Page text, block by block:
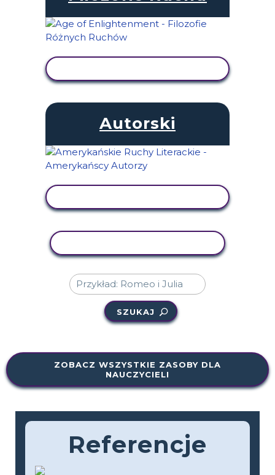
Autorski
SZUKAJ
ZOBACZ WSZYSTKIE ZASOBY DLA
NAUCZYCIELI
Referencje